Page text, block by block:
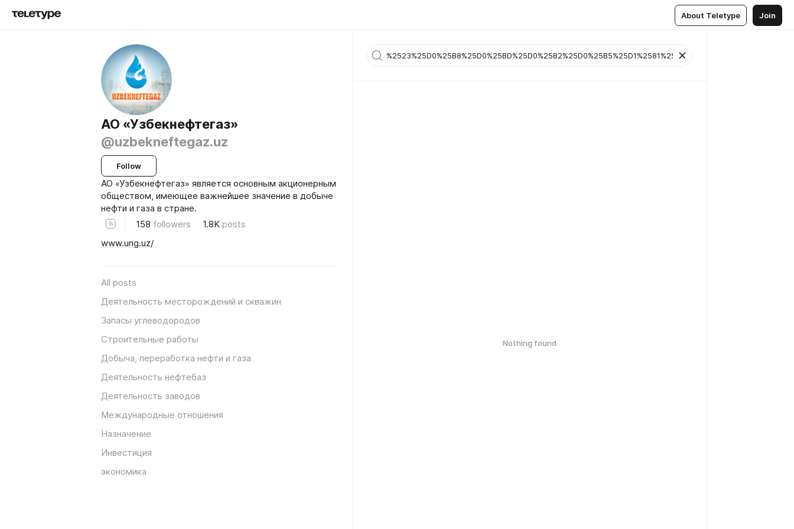
About Teletype Join
АО «Узбекнефтегаз»
@uzbekneftegaz.uz
Follow
АО «Узбекнефтегаз» является основным акционерным
обществом, имеющее важнейшее значение в добыче
нефти и газа в стране.
158 followers 1.8K posts
www.ung.uz/
All posts
Деятельность месторождений и скважин
Запасы углеводородов
Строительные работы
Добыча, переработка нефти и газа
Деятельность нефтебаз
Деятельность заводов
Международные отношения
Назначение
Инвестиция
экономика
Nothing found